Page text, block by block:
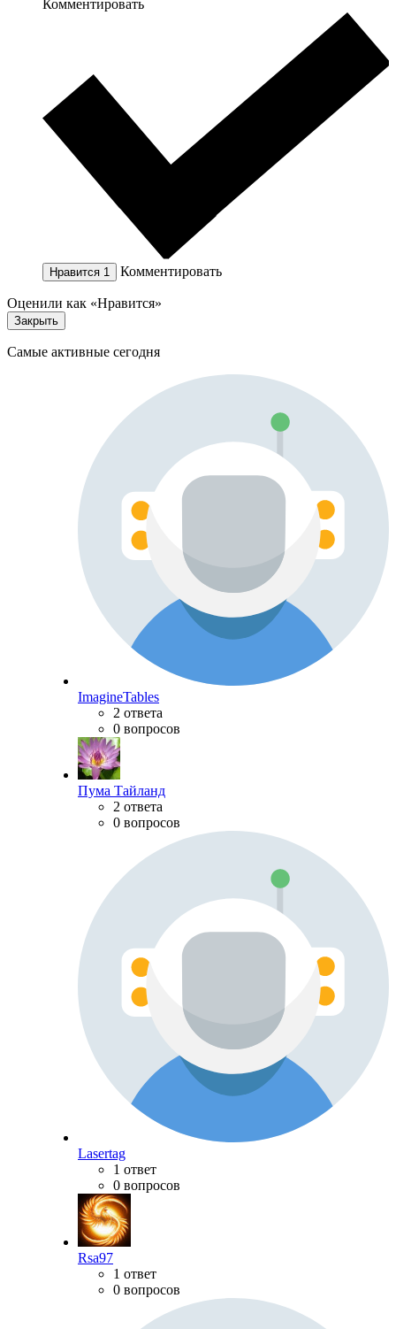
Комментировать
Нравится 1 Комментировать
Оценили как «Нравится»
Закрыть
Самые активные сегодня
ImagineTables
2 ответа
0 вопросов
Пума Тайланд
2 ответа
0 вопросов
Lasertag
1 ответ
0 вопросов
Rsa97
1 ответ
0 вопросов